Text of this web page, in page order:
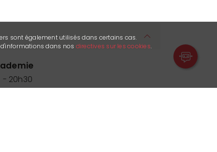
20h30
sont également utilisés dans certains cas.
dans nos directives sur les cookies.